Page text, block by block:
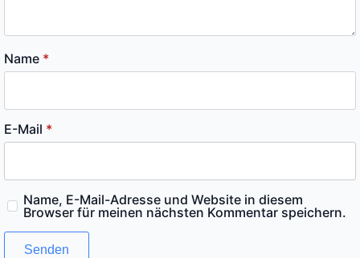
Name *
E-Mail *
Name, E-Mail-Adresse und Website in diesem
Browser für meinen nächsten Kommentar speichern.